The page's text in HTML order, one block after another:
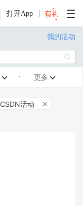
打开App
我的活动

 更多 
CSDN活动 